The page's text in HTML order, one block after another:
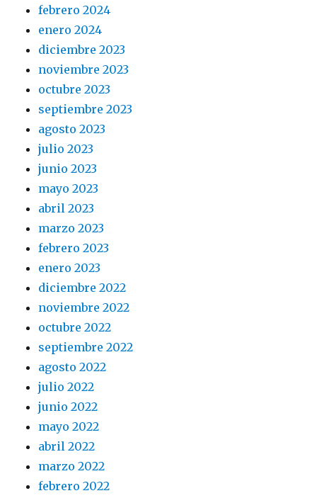
febrero 2024
enero 2024
diciembre 2023
noviembre 2023
octubre 2023
septiembre 2023
agosto 2023
julio 2023
junio 2023
mayo 2023
abril 2023
marzo 2023
febrero 2023
enero 2023
diciembre 2022
noviembre 2022
octubre 2022
septiembre 2022
agosto 2022
julio 2022
junio 2022
mayo 2022
abril 2022
marzo 2022
febrero 2022